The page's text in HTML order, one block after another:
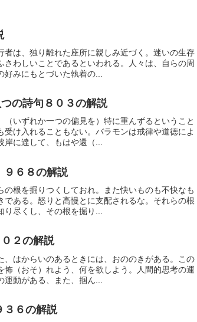
は、独り離れた座所に親しみ近づく。迷いの生存
わしいことであるといわれる。人々は、自らの周
みにもとづいた執着の...
の詩句８０３の解説
いずれか一つの偏見を）特に重んずるということ
け入れることもない。バラモンは戒律や道徳によ
岸に達して、もはや還（...
６８の解説
根を掘りつくしておれ。また快いものも不快なも
ある。怒りと高慢とに支配されるな。それらの根
尽くし、その根を掘り...
２の解説
はからいのあるときには、おののきがある。この
（おそ）れよう、何を欲しよう。人間的思考の運
動がある、また、掴ん...
６の解説